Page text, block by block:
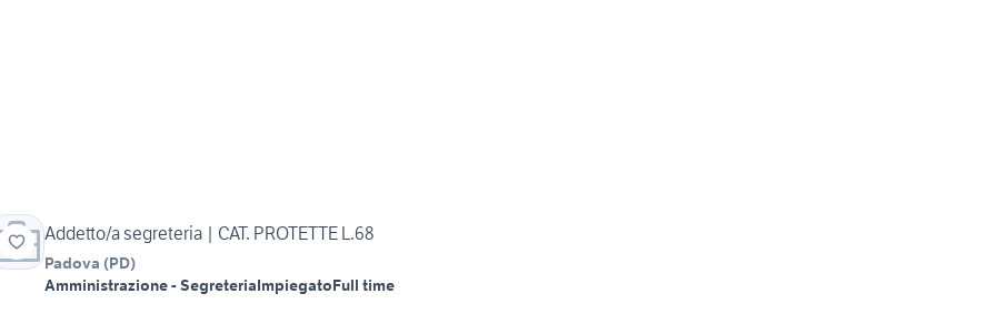
Addetto/a segreteria | CAT. PROTETTE L.68
Padova (PD)
Amministrazione - SegreteriaImpiegatoFull time